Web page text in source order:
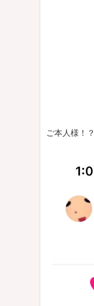
ご本人様！？